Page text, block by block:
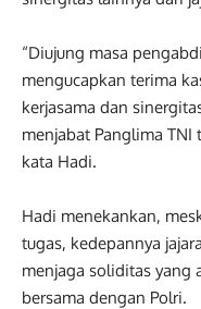
“Diujung masa
mengucapkan terima
kerjasama dan
menjabat Panglima TNI
kata Hadi.
Hadi menekankan,
tugas, kedepannya
menjaga soliditas yang
bersama dengan Polri.